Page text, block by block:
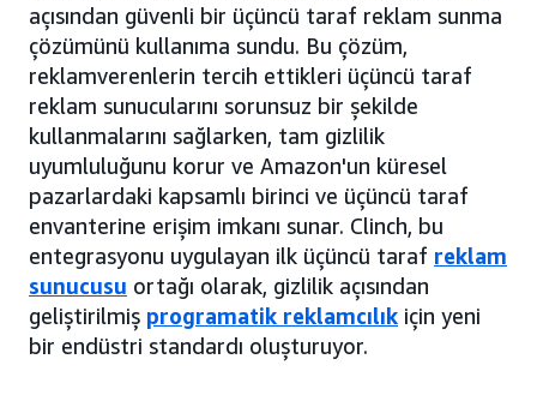
açısından güvenli bir üçüncü taraf reklam sunma
çözümünü kullanıma sundu. Bu çözüm,
reklamverenlerin tercih ettikleri üçüncü taraf
reklam sunucularını sorunsuz bir şekilde
kullanmalarını sağlarken, tam gizlilik
uyumluluğunu korur ve Amazon'un küresel
pazarlardaki kapsamlı birinci ve üçüncü taraf
envanterine erişim imkanı sunar. Clinch, bu
entegrasyonu uygulayan ilk üçüncü taraf reklam
sunucusu ortağı olarak, gizlilik açısından
geliştirilmiş programatik reklamcılık için yeni
bir endüstri standardı oluşturuyor.